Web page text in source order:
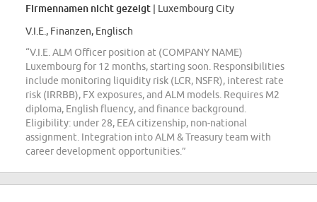
Firmennamen nicht gezeigt | Luxembourg City
V.I.E., Finanzen, Englisch
“V.I.E. ALM Officer position at (COMPANY NAME)
Luxembourg for 12 months, starting soon. Responsibilities
include monitoring liquidity risk (LCR, NSFR), interest rate
risk (IRRBB), FX exposures, and ALM models. Requires M2
diploma, English fluency, and finance background.
Eligibility: under 28, EEA citizenship, non-national
assignment. Integration into ALM & Treasury team with
career development opportunities.”